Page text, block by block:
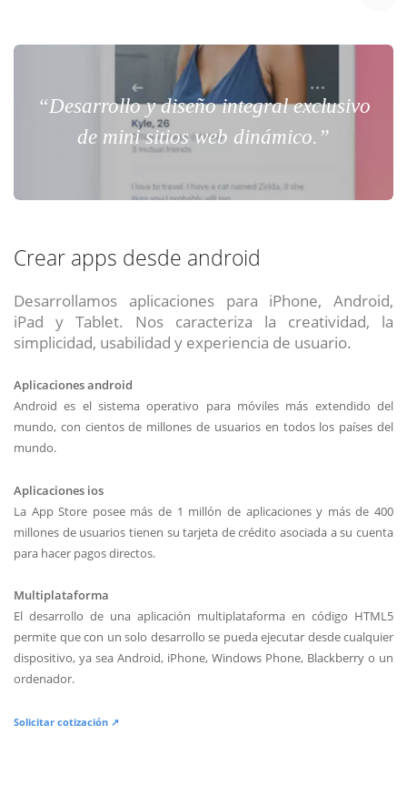
“Desarrollo y diseño integral exclusivo
de mini sitios web dinámico.”
Crear apps desde android
Desarrollamos aplicaciones para iPhone, Android,
iPad y Tablet. Nos caracteriza la creatividad, la
simplicidad, usabilidad y experiencia de usuario.
Aplicaciones android
Android es el sistema operativo para móviles más extendido del
mundo, con cientos de millones de usuarios en todos los países del
mundo.
Aplicaciones ios
La App Store posee más de 1 millón de aplicaciones y más de 400
millones de usuarios tienen su tarjeta de crédito asociada a su cuenta
para hacer pagos directos.
Multiplataforma
El desarrollo de una aplicación multiplataforma en código HTML5
permite que con un solo desarrollo se pueda ejecutar desde cualquier
dispositivo, ya sea Android, iPhone, Windows Phone, Blackberry o un
ordenador.
Solicitar cotización ↗